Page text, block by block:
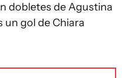
dobletes de Agustina
un gol de Chiara